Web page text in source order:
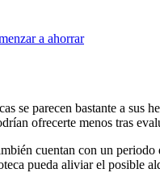
a ahorrar
se parecen bastante a sus
ofrecerte menos tras
cuentan con un
pueda aliviar el posible